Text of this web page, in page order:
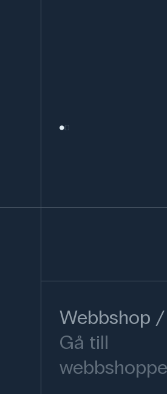
Webbshop
Gå till